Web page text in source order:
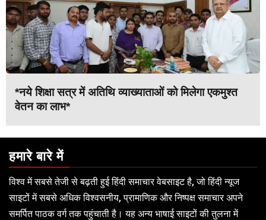
*नये शिक्षा सत्र में अतिथि व्याख्याताओं को मिलेगा एकमुश्त
वेतन का लाभ*
हमारे बारे में
विश्व में सबसे तेजी से बढ़ती हुई हिंदी समाचार वेबसाइट है, जो हिंदी न्यूज
साइटों में सबसे अधिक विश्वसनीय, प्रामाणिक और निष्पक्ष समाचार अपने
समर्पित पाठक वर्ग तक पहुंचाती है। यह अन्य भाषाई साइटों की तुलना में